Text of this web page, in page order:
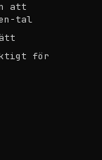
att
tal
för